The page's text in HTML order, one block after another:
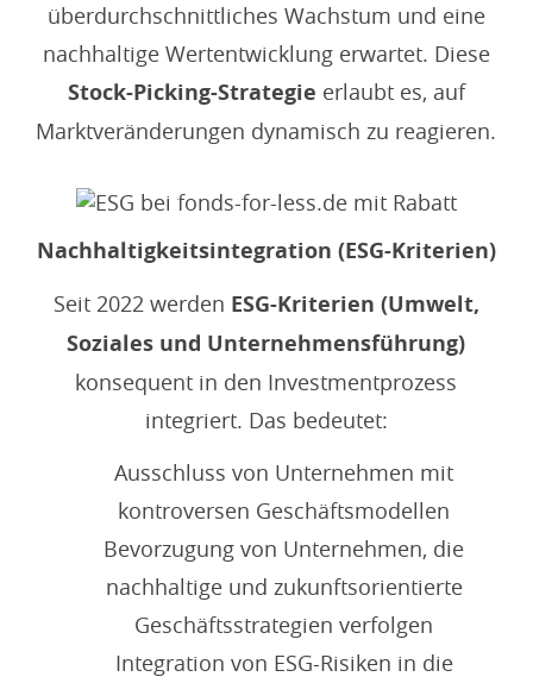
überdurchschnittliches Wachstum und eine
nachhaltige Wertentwicklung erwartet. Diese
Stock-Picking-Strategie erlaubt es, auf
Marktveränderungen dynamisch zu reagieren.
Nachhaltigkeitsintegration (ESG-Kriterien)
Seit 2022 werden ESG-Kriterien (Umwelt,
Soziales und Unternehmensführung)
konsequent in den Investmentprozess
integriert. Das bedeutet:
Ausschluss von Unternehmen mit
kontroversen Geschäftsmodellen
Bevorzugung von Unternehmen, die
nachhaltige und zukunftsorientierte
Geschäftsstrategien verfolgen
Integration von ESG-Risiken in die